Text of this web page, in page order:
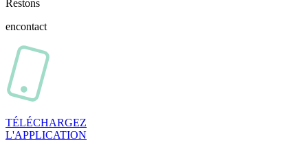
Restons
encontact
TÉLÉCHARGEZ
L'APPLICATION